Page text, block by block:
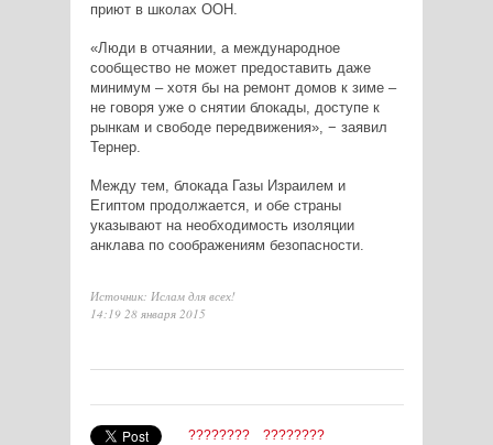
приют в школах ООН.
«Люди в отчаянии, а международное
сообщество не может предоставить даже
минимум – хотя бы на ремонт домов к зиме –
не говоря уже о снятии блокады, доступе к
рынкам и свободе передвижения», − заявил
Тернер.
Между тем, блокада Газы Израилем и
Египтом продолжается, и обе страны
указывают на необходимость изоляции
анклава по соображениям безопасности.
Источник: Ислам для всех!
14:19 28 января 2015
???????? ????????